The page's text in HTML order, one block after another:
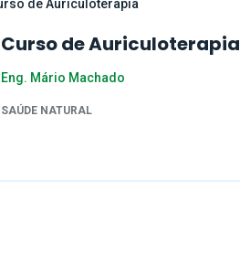
Curso de Auriculoterapia
Eng. Mário Machado
SAÚDE NATURAL